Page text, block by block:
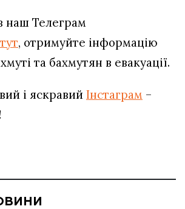
наш Телеграм
, отримуйте інформацію
та бахмутян в евакуації.
і яскравий Інстаграм –